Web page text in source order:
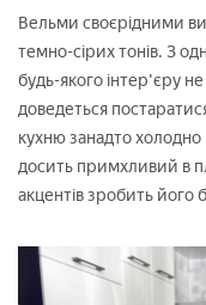
Вельми своєрідними
темно-сірих тонів. З
будь-якого інтер'єру
доведеться
кухню занадто
досить примхливий в
акцентів зробить його